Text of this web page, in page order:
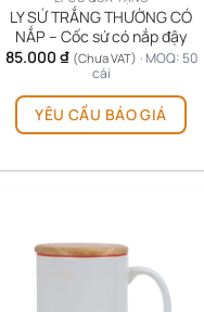
LY SỨ TRẮNG THƯỜNG CÓ
NẮP – Cốc sứ có nắp đậy
85.000 ₫ (Chưa VAT) · MOQ: 50
cái
YÊU CẦU BÁO GIÁ